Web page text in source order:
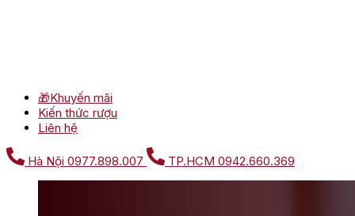
🎁Khuyến mãi
Kiến thức rượu
Liên hệ
Hà Nội 0977.898.007 TP.HCM 0942.660.369